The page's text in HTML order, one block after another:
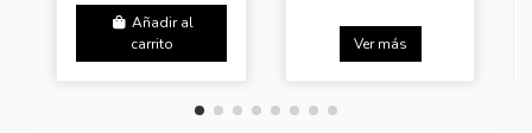
Añadir al
carrito
Ver más